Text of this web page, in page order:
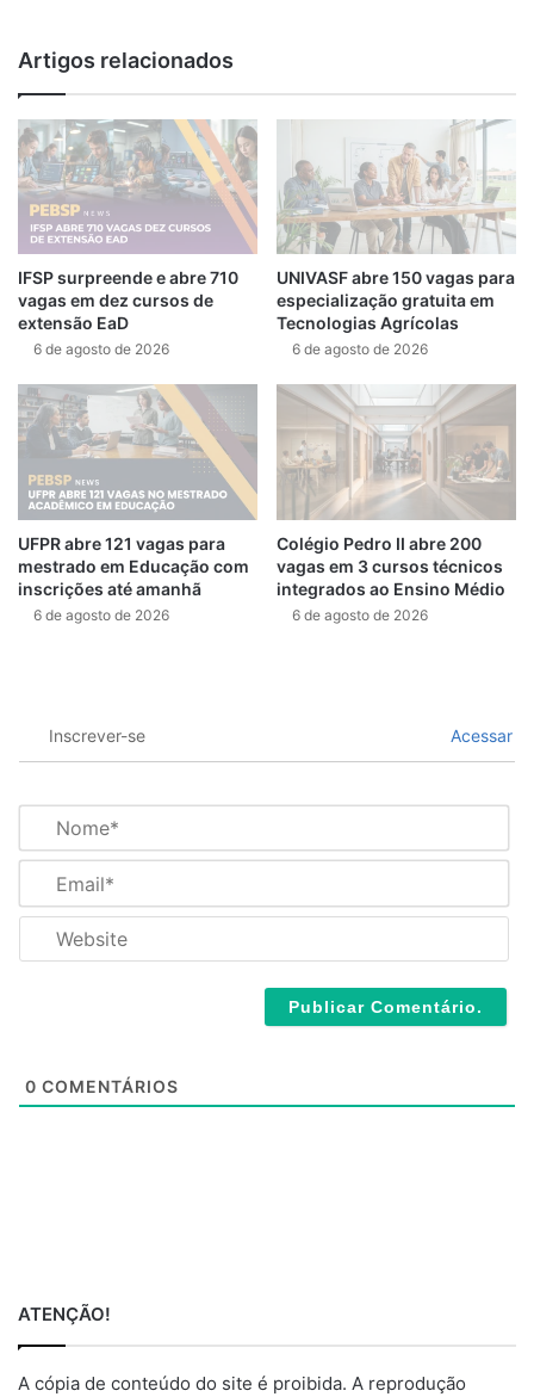
Artigos relacionados
IFSP surpreende e abre 710
vagas em dez cursos de
extensão EaD
6 de agosto de 2026
UNIVASF abre 150 vagas para
especialização gratuita em
Tecnologias Agrícolas
6 de agosto de 2026
UFPR abre 121 vagas para
mestrado em Educação com
inscrições até amanhã
6 de agosto de 2026
Colégio Pedro II abre 200
vagas em 3 cursos técnicos
integrados ao Ensino Médio
6 de agosto de 2026
Inscrever-se Acessar
m
*a
l
0 COMENTÁRIOS
ATENÇÃO!
A cópia de conteúdo do site é proibida. A reprodução